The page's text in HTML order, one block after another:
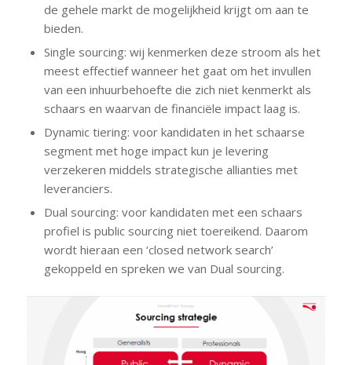
de gehele markt de mogelijkheid krijgt om aan te
bieden.
Single sourcing: wij kenmerken deze stroom als het
meest effectief wanneer het gaat om het invullen
van een inhuurbehoefte die zich niet kenmerkt als
schaars en waarvan de financiële impact laag is.
Dynamic tiering: voor kandidaten in het schaarse
segment met hoge impact kun je levering
verzekeren middels strategische allianties met
leveranciers.
Dual sourcing: voor kandidaten met een schaars
profiel is public sourcing niet toereikend. Daarom
wordt hieraan een ‘closed network search’
gekoppeld en spreken we van Dual sourcing.